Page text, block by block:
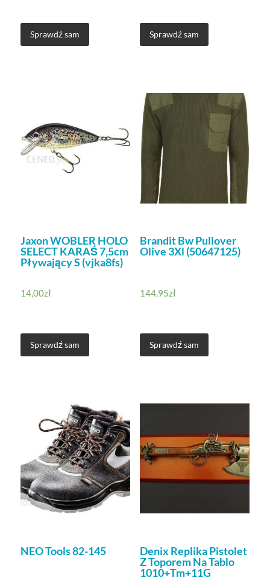
Sprawdź sam Sprawdź sam
Jaxon WOBLER HOLO
SELECT KARAŚ 7,5cm
Pływający S (vjka8fs)
14,00zł
Sprawdź sam
Brandit Bw Pullover
Olive 3Xl (50647125)
144,95zł
Sprawdź sam
NEO Tools 82-145
Denix Replika Pistolet
Z Toporem Na Tablo
1010+Tm+11G